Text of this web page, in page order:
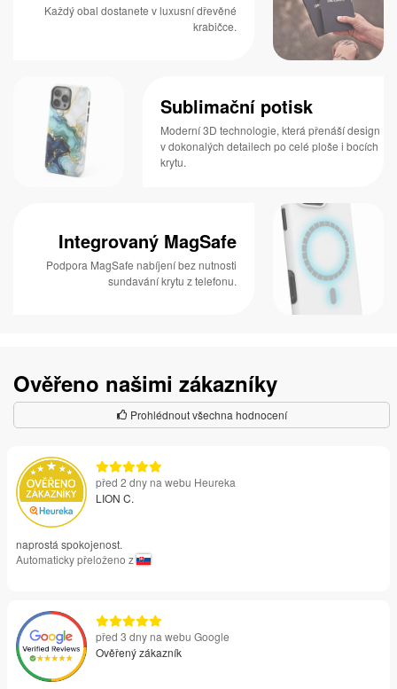
Každý obal dostanete v luxusní dřevěné
krabičce.
Sublimační potisk
Moderní 3D technologie, která přenáší design
v dokonalých detailech po celé ploše i bocích
krytu.
Integrovaný MagSafe
Podpora MagSafe nabíjení bez nutnosti
sundavání krytu z telefonu.
Ověřeno našimi zákazníky
Prohlédnout všechna hodnocení
před 2 dny na webu Heureka
LION C.
naprostá spokojenost.
Automaticky přeloženo z
před 3 dny na webu Google
Ověřený zákazník